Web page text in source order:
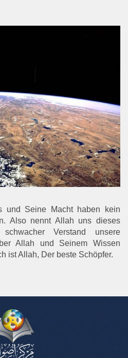
und Seine Macht haben kein
Also nennt Allah uns dieses
Verstand unsere
Allah und Seinem Wissen
ist Allah, Der beste Schöpfer.